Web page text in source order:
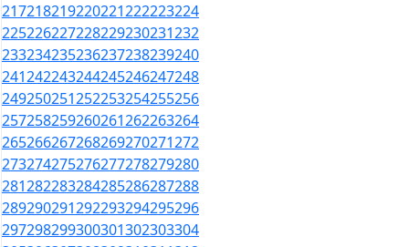
217218219220221222223224
225226227228229230231232
233234235236237238239240
241242243244245246247248
249250251252253254255256
257258259260261262263264
265266267268269270271272
273274275276277278279280
281282283284285286287288
289290291292293294295296
297298299300301302303304